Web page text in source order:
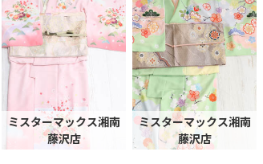
ミスターマックス湘南
藤沢店
ミスターマックス湘南
藤沢店